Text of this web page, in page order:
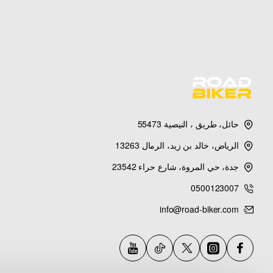
حائل، طريق ، النيصية 55473
الرياض، خالد بن زيد، الرمال 13263
جدة، حي المروة، شارع حراء 23542
0500123007
info@road-biker.com